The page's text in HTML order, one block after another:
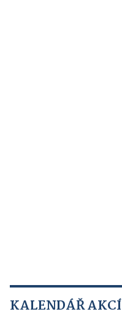
KALENDÁŘ AKCÍ